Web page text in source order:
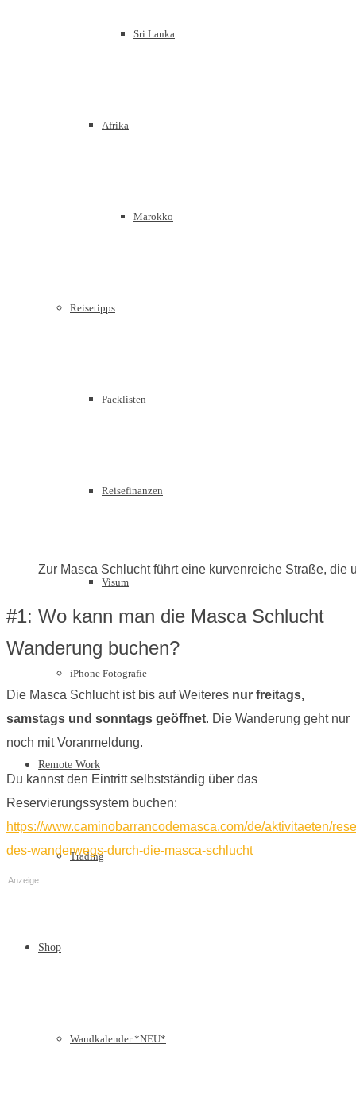
Sri Lanka
Afrika
Marokko
Reisetipps
Packlisten
Reisefinanzen
Visum
iPhone Fotografie
Remote Work
Trading
Shop
Wandkalender *NEU*
Zur Masca Schlucht führt eine kurvenreiche Straße,
#1: Wo kann man die Masca Schlucht
Wanderung buchen?
Die Masca Schlucht ist bis auf Weiteres nur freitags,
samstags und sonntags geöffnet. Die Wanderung geht nur
noch mit Voranmeldung.
Du kannst den Eintritt selbstständig über das
Reservierungssystem buchen:
https://www.caminobarrancodemasca.com/de/aktivitaeten/
des-wanderwegs-durch-die-masca-schlucht
Anzeige